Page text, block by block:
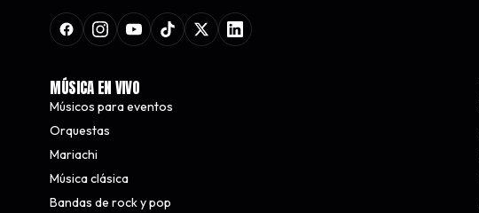
MÚSICA EN VIVO
Músicos para eventos
Orquestas
Mariachi
Música clásica
Bandas de rock y pop